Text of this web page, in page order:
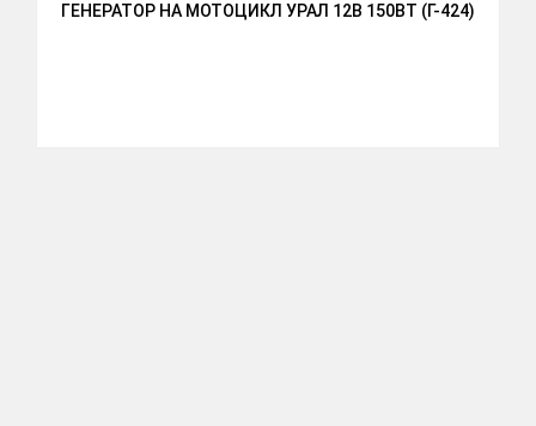
ГЕНЕРАТОР НА МОТОЦИКЛ УРАЛ 12В 150ВТ (Г-424)